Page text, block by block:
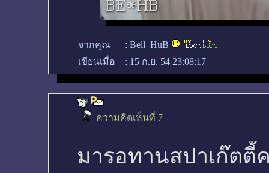
จากคุณ : Bell_HuB
เขียนเมื่อ
: 15 ก.ย. 54 23:08:17
ความคิดเห็นที่ 7
มารอทานสปาเก๊ตตี้